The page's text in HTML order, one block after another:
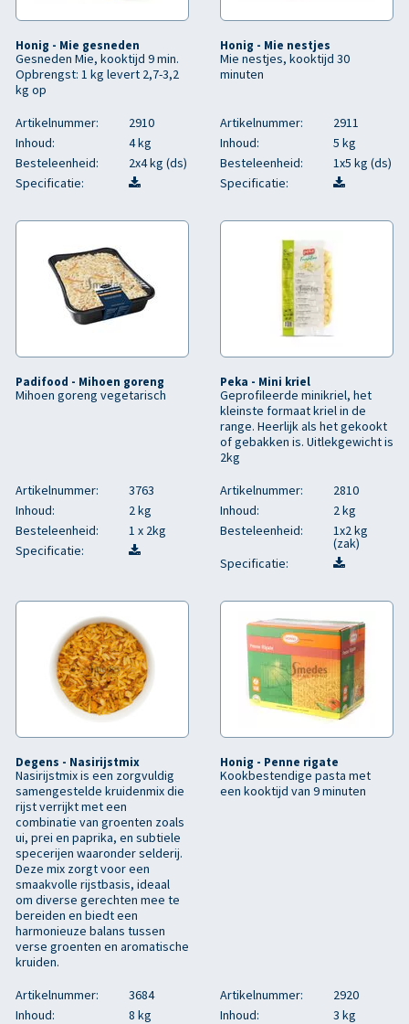
Honig - Mie gesneden
Gesneden Mie, kooktijd 9 min.
Opbrengst: 1 kg levert 2,7-3,2
kg op
Artikelnummer:
2910
Inhoud:
4 kg
Besteleenheid:
2x4 kg (ds)
Specificatie:
Honig - Mie nestjes
Mie nestjes, kooktijd 30
minuten
Artikelnummer:
2911
Inhoud:
5 kg
Besteleenheid:
1x5 kg (ds)
Specificatie:
Padifood - Mihoen goreng
Mihoen goreng vegetarisch
Artikelnummer:
3763
Inhoud:
2 kg
Besteleenheid:
1 x 2kg
Specificatie:
Peka - Mini kriel
Geprofileerde minikriel, het
kleinste formaat kriel in de
range. Heerlijk als het gekookt
of gebakken is. Uitlekgewicht is
2kg
Artikelnummer:
2810
Inhoud:
2 kg
Besteleenheid:
1x2 kg
(zak)
Specificatie:
Degens - Nasirijstmix
Nasirijstmix is een zorgvuldig
samengestelde kruidenmix die
rijst verrijkt met een
combinatie van groenten zoals
ui, prei en paprika, en subtiele
specerijen waaronder selderij.
Deze mix zorgt voor een
smaakvolle rijstbasis, ideaal
om diverse gerechten mee te
bereiden en biedt een
harmonieuze balans tussen
verse groenten en aromatische
kruiden.
Artikelnummer:
3684
Inhoud:
8 kg
Honig - Penne rigate
Kookbestendige pasta met
een kooktijd van 9 minuten
Artikelnummer:
2920
Inhoud:
3 kg